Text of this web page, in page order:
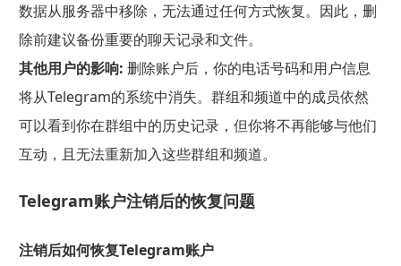
数据从服务器中移除，无法通过任何方式恢复。因此，删
除前建议备份重要的聊天记录和文件。
其他用户的影响: 删除账户后，你的电话号码和用户信息
将从Telegram的系统中消失。群组和频道中的成员依然
可以看到你在群组中的历史记录，但你将不再能够与他们
互动，且无法重新加入这些群组和频道。
Telegram账户注销后的恢复问题
注销后如何恢复Telegram账户